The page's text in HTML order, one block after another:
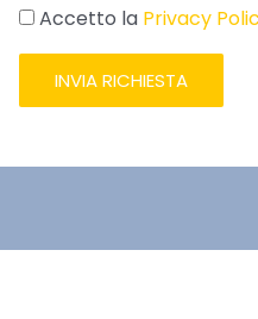
Accetto la Privacy
INVIA RICHIESTA